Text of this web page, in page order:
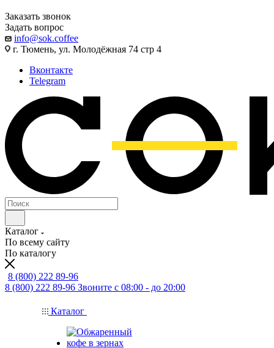
Заказать звонок
Задать вопрос
info@sok.coffee
г. Тюмень, ул. Молодёжная 74 стр 4
Вконтакте
Telegram
Каталог
По всему сайту
По каталогу
8 (800) 222 89-96
8 (800) 222 89-96 Звоните с 08:00 - до 20:00
Каталог